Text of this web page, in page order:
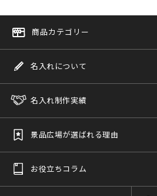
商品カテゴリー
名入れについて
名入れ制作実績
景品広場が選ばれる理由
お役立ちコラム